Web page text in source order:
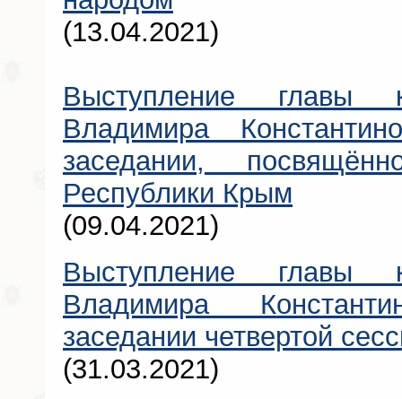
(13.04.2021)
Выступление главы
Владимира
заседании,
Республики Крым
(09.04.2021)
Выступление главы
Владимира
заседании четвертой
(31.03.2021)